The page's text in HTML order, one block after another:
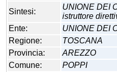
Sintesi:
UNIONE DEI
istruttore
Ente:
UNIONE DEI
Regione:
TOSCANA
Provincia:
AREZZO
Comune:
POPPI